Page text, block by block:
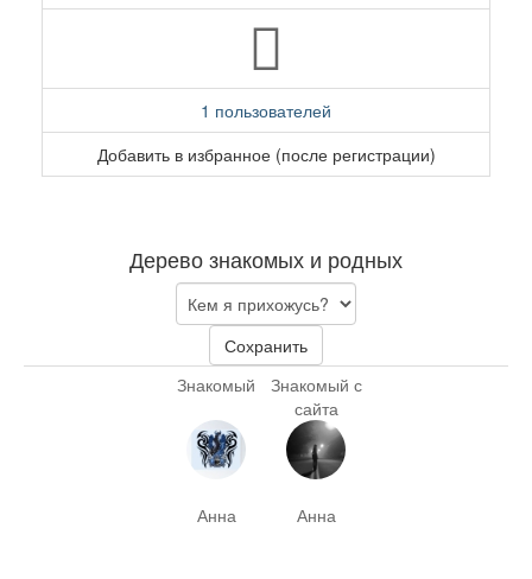
1 пользователей
Добавить в избранное (после регистрации)
Дерево знакомых и родных
Сохранить
Знакомый
Анна
Знакомый с
сайта
Анна